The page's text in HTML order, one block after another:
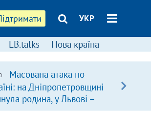
УКР
LB.talks Нова країна
Масована атака по
на Дніпропетровщині
родина, у Львові –
по багатоповерхівках